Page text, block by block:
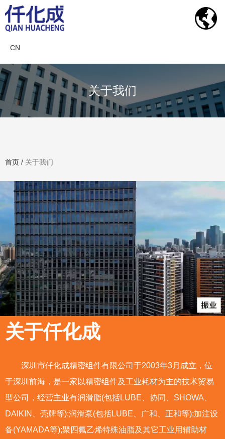
CN
关于我们
首页 / 关于我们
关于仟化成
2003年3月成立深圳市仟化成精密组件有限
公司，公司位于深圳前海，是一家以精密组件及
工业耗材为主的技术贸易型公司，经营主业有润
关于仟化成
深圳市仟化成精密组件有限公司于2003年3月成立，位
于深圳前海，是一家以精密组件及工业耗材为主的技术贸易
型公司，经营主业有润滑脂(包括LUBE、协同、SHOWA、
DAIKIN、壳牌等);润滑泵(包括LUBE、广和、正和等);加注设
备(YAMADA等);聚四氟乙烯特殊油脂及其它工业用辅助材